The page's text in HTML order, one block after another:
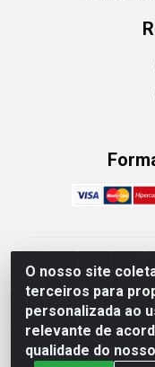
O nosso site
terceiros para
personalizada ao
relevante de
qualidade do
Camaquã
Hanquet, 1001 -
Camaquã/